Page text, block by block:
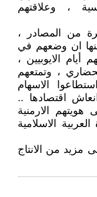
، وعلاقتهم
من المصادر ،
ان وضعهم في
الايوبيين ،
، وتمتعهم
الاسهام
اقتصادها ..
الارمنية
الاسلامية
مزيد من الانتاج